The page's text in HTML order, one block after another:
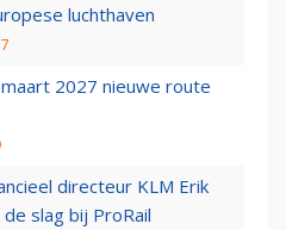
luchthaven
2027 nieuwe route
directeur KLM Erik
slag bij ProRail